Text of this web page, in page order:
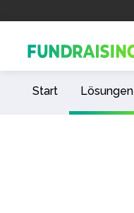
Start Lösungen